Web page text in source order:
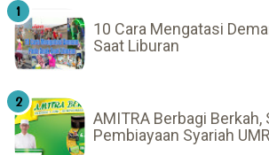
10 Cara Mengatasi
Saat Liburan
AMITRA Berbagi Berkah,
Pembiayaan Syariah